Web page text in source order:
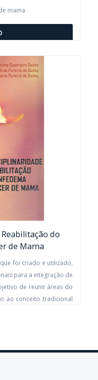
mama
do
de Mama
foi criado e utilizado,
para a integração de
de reunir áreas do
ao conceito tradicional